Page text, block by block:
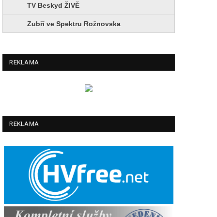
TV Beskyd ŽIVĚ
Zubří ve Spektru Rožnovska
REKLAMA
REKLAMA